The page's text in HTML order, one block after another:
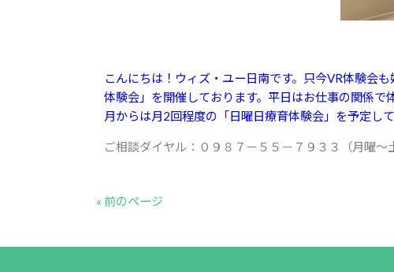
こんにちは！ウィズ・ユー日南です。只今VR体験会
体験会」を開催しております。平日はお仕事の関係
月からは月2回程度の「日曜日療育体験会」を予定し
ご相談ダイヤル：０９８７－５５－７９３３（月曜
« 前のページ